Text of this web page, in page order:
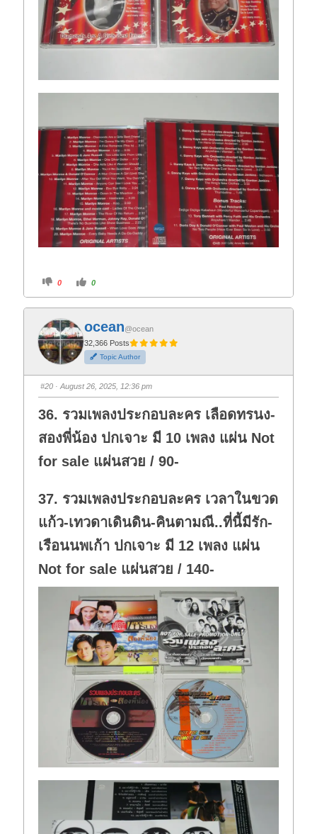
C
i
k
f
o
r
t
h
u
m
b
d
o
n
.
0
C
i
k
o
r
t
h
u
m
b
u
p
0
ocean@ocean
32,366 Posts
Topic Author
#20 · August 26, 2025, 12:36 pm
36. รวมเพลงประกอบละคร เลือดทรนง-
สองพี่น้อง ปกเจาะ มี 10 เพลง แผ่น Not
for sale แผ่นสวย / 90-
37. รวมเพลงประกอบละคร เวลาในขวด
แก้ว-เทวดาเดินดิน-คินตามณี..ที่นี้มีรัก-
เรือนนพเก้า ปกเจาะ มี 12 เพลง แผ่น
Not for sale แผ่นสวย / 140-